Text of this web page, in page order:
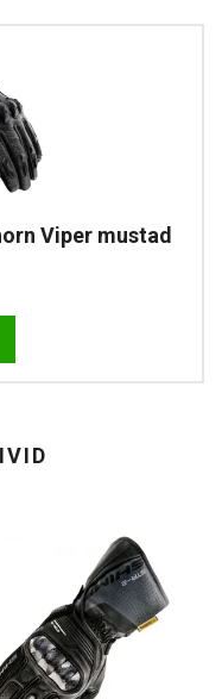
Viper mustad